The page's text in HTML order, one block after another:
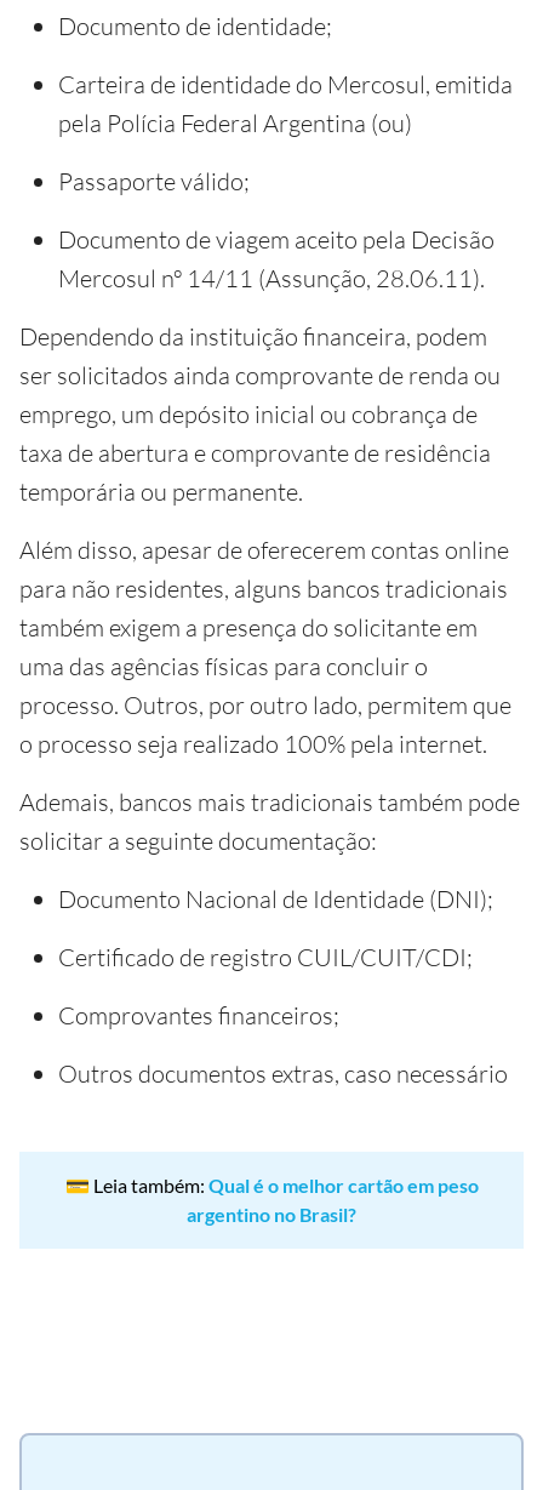
Documento de identidade;
Carteira de identidade do Mercosul, emitida
pela Polícia Federal Argentina (ou)
Passaporte válido;
Documento de viagem aceito pela Decisão
Mercosul nº 14/11 (Assunção, 28.06.11).
Dependendo da instituição financeira, podem
ser solicitados ainda comprovante de renda ou
emprego, um depósito inicial ou cobrança de
taxa de abertura e comprovante de residência
temporária ou permanente.
Além disso, apesar de oferecerem contas online
para não residentes, alguns bancos tradicionais
também exigem a presença do solicitante em
uma das agências físicas para concluir o
processo. Outros, por outro lado, permitem que
o processo seja realizado 100% pela internet.
Ademais, bancos mais tradicionais também pode
solicitar a seguinte documentação:
Documento Nacional de Identidade (DNI);
Certificado de registro CUIL/CUIT/CDI;
Comprovantes financeiros;
Outros documentos extras, caso necessário
💳 Leia também: Qual é o melhor cartão em peso
argentino no Brasil?